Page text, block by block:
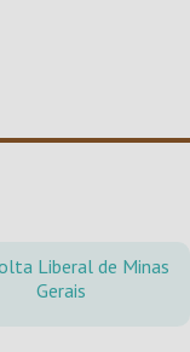
Liberal de Minas
Gerais